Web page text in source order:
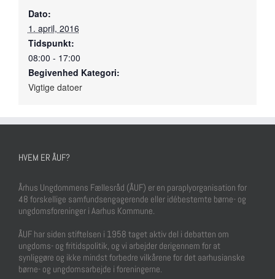
Dato:
1. april, 2016
Tidspunkt:
08:00 - 17:00
Begivenhed Kategori:
Vigtige datoer
HVEM ER ÅUF?
Århus Ungdommens Fællesråd (ÅUF) er en paraplyorganisation for
48 forskellige samfundsengagerende eller idébestemte børne- og
ungdomsforeninger i Aarhus Kommune.
ÅUF har siden stiftelsen i 1958 taget aktiv del i debatten om
ungdoms- og fritidspolitik, og vi arbejder derigennem for at
synliggøre og ikke mindst forbedre vilkårene for det aarhusianske
børne- og ungdomsarbejde i foreningerne.